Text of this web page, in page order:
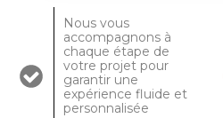
Nous vous
accompagnons à
chaque étape de
votre projet pour
garantir une
expérience fluide et
personnalisée